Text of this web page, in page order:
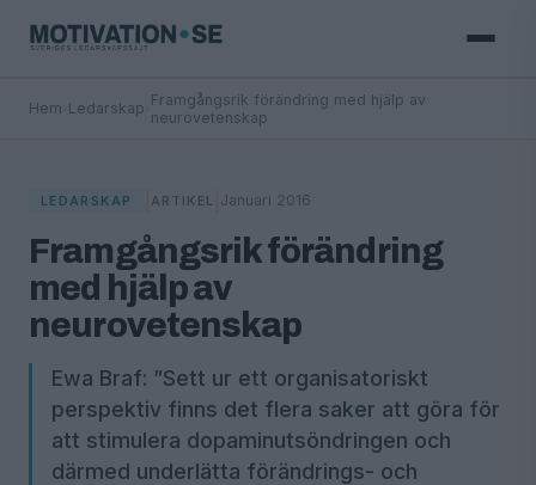
Hem Ledarskap Framgångsrik förändring med hjälp av
neurovetenskap
LEDARSKAP ARTIKEL Januari 2016
Framgångsrik förändring
med hjälp av
neurovetenskap
Ewa Braf: ”Sett ur ett organisatoriskt
perspektiv finns det flera saker att göra för
att stimulera dopaminutsöndringen och
därmed underlätta förändrings- och